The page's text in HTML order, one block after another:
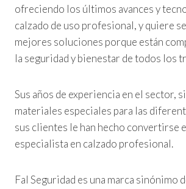
ofreciendo los últimos avances y
calzado de uso profesional, y quiere
mejores soluciones porque están
la seguridad y bienestar de todos los
Sus años de experiencia en el sector,
materiales especiales para las
sus clientes le han hecho convertirse
especialista en calzado profesional.
Fal Seguridad es una marca sinónimo